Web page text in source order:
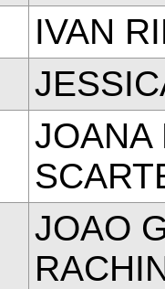
IVAN
JOANA
JOAO